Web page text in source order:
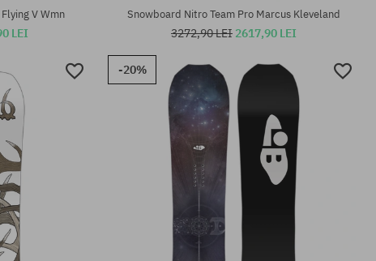
V Wmn
LEI
Snowboard Nitro Team Pro Marcus Kleveland
3272,90 LEI 2617,90 LEI
-20%